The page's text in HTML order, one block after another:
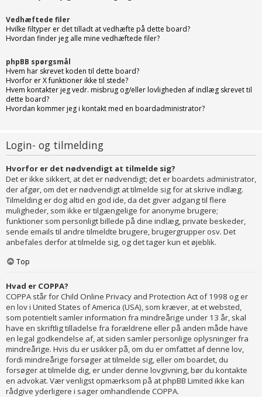
Vedhæftede filer
Hvilke filtyper er det tilladt at vedhæfte på dette board?
Hvordan finder jeg alle mine vedhæftede filer?
phpBB spørgsmål
Hvem har skrevet koden til dette board?
Hvorfor er X funktioner ikke til stede?
Hvem kontakter jeg vedr. misbrug og/eller lovligheden af indlæg skrevet til
dette board?
Hvordan kommer jeg i kontakt med en boardadministrator?
Login- og tilmelding
Hvorfor er det nødvendigt at tilmelde sig?
Det er ikke sikkert, at det er nødvendigt; det er boardets administrator,
der afgør, om det er nødvendigt at tilmelde sig for at skrive indlæg.
Tilmelding er dog altid en god ide, da det giver adgang til flere
muligheder, som ikke er tilgængelige for anonyme brugere;
funktioner som personligt billede på dine indlæg, private beskeder,
sende emails til andre tilmeldte brugere, brugergrupper osv. Det
anbefales derfor at tilmelde sig, og det tager kun et øjeblik.
Top
Hvad er COPPA?
COPPA står for Child Online Privacy and Protection Act of 1998 og er
en lov i United States of America (USA), som kræver, at et websted,
som potentielt samler information fra mindreårige under 13 år, skal
have en skriftlig tilladelse fra forældrene eller på anden måde have
en legal godkendelse af, at siden samler personlige oplysninger fra
mindreårige. Hvis du er usikker på, om du er omfattet af denne lov,
fordi mindreårige forsøger at tilmelde sig, eller om boardet, du
forsøger at tilmelde dig, er under denne lovgivning, bør du kontakte
en advokat. Vær venligst opmærksom på at phpBB Limited ikke kan
rådgive yderligere i sager omhandlende COPPA.